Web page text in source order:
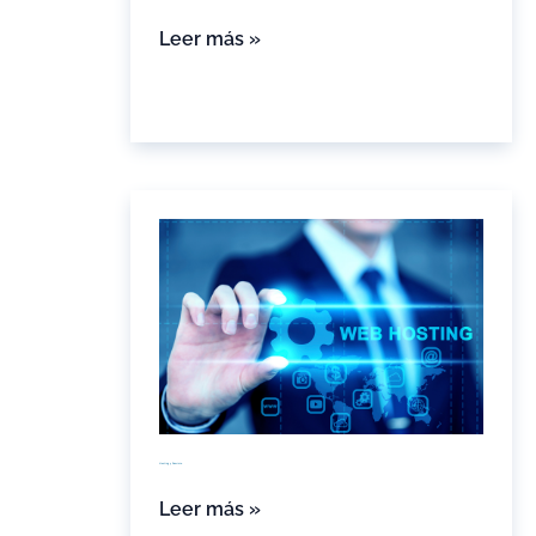
Leer más »
Hosting y Dominio
Hosting
Dominio
Leer más »